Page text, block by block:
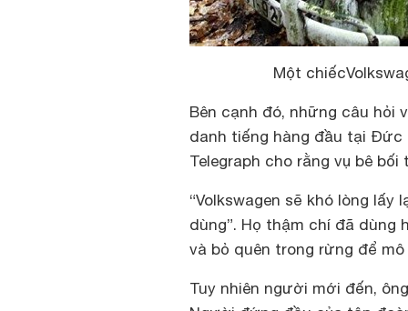
Một
Bên cạnh đó, những câu hỏi
danh tiếng hàng đầu tại Đức
Telegraph cho rằng vụ bê
“Volkswagen sẽ khó lòng
dùng”. Họ thậm chí đã dùng
và bỏ quên trong rừng để
Tuy nhiên người mới đến,